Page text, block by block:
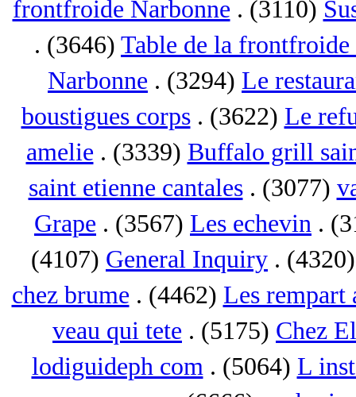
frontfroide Narbonne . (3110)
. (3646) Table de la frontfroide
Narbonne . (3294) Le
boustigues corps. (3622) Le
amelie . (3339) Buffalo grill
saint etienne cantales. (3077)
Grape . (3567) Les echevin .
(4107) General Inquiry .
chez brume . (4462) Les rempart
veau qui tete . (5175) Chez
lodiguideph com. (5064) L